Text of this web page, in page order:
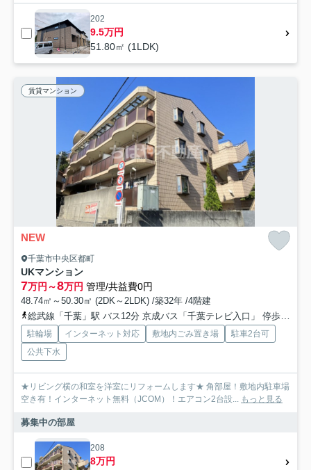
202
9.5万円
51.80㎡ (1LDK)
賃貸マンション
NEW
千葉市中央区都町
UKマンション
7万円～8万円 管理/共益費0円
48.74㎡～50.30㎡ (2DK～2LDK) /築32年 /4階建
総武線「千葉」駅 バス12分 京成バス「千葉テレビ入口」 停歩1分
駐輪場 インターネット対応 敷地内ごみ置き場
駐車2台可
公共下水
★リビング横の和室を洋室にリフォームします★ 角部屋！敷地内駐車場
空き有！インターネット無料（JCOM）！エアコン2台設... もっと見る
募集中の部屋
208
8万円